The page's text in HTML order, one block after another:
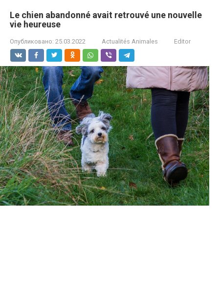
Le chien abandonné avait retrouvé une nouvelle
vie heureuse
Опубликовано: 25.03.2022 Actualités Animales Editor